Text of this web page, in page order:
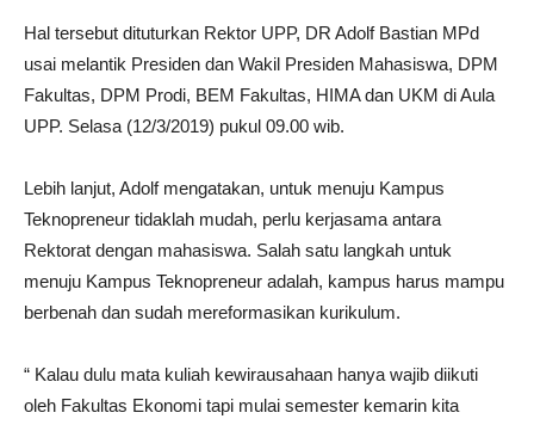
Hal tersebut dituturkan Rektor UPP, DR Adolf Bastian MPd
usai melantik Presiden dan Wakil Presiden Mahasiswa, DPM
Fakultas, DPM Prodi, BEM Fakultas, HIMA dan UKM di Aula
UPP. Selasa (12/3/2019) pukul 09.00 wib.
Lebih lanjut, Adolf mengatakan, untuk menuju Kampus
Teknopreneur tidaklah mudah, perlu kerjasama antara
Rektorat dengan mahasiswa. Salah satu langkah untuk
menuju Kampus Teknopreneur adalah, kampus harus mampu
berbenah dan sudah mereformasikan kurikulum.
“ Kalau dulu mata kuliah kewirausahaan hanya wajib diikuti
oleh Fakultas Ekonomi tapi mulai semester kemarin kita